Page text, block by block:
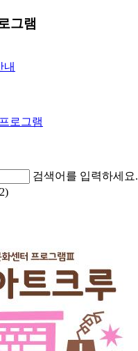
그램
내
로그램
검색어를 입력하세요.